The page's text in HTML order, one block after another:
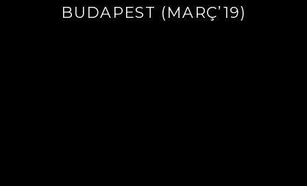
BUDAPEST (MARÇ’19)